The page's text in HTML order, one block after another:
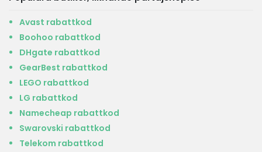
Avast rabattkod
Boohoo rabattkod
DHgate rabattkod
GearBest rabattkod
LEGO rabattkod
LG rabattkod
Namecheap rabattkod
Swarovski rabattkod
Telekom rabattkod